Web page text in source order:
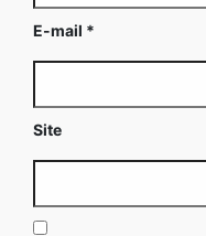
E-mail *
Site